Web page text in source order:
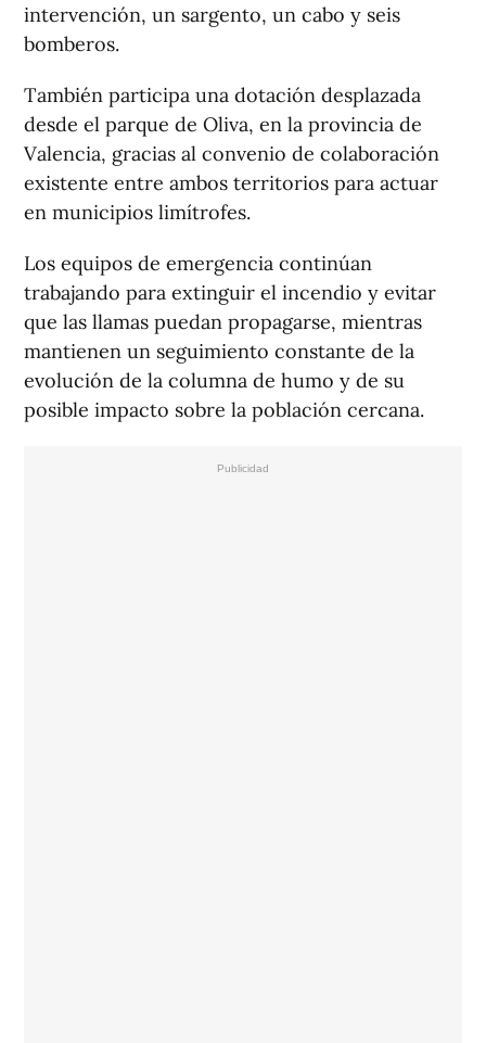
intervención, un sargento, un cabo y seis
bomberos.
También participa una dotación desplazada
desde el parque de Oliva, en la provincia de
Valencia, gracias al convenio de colaboración
existente entre ambos territorios para actuar
en municipios limítrofes.
Los equipos de emergencia continúan
trabajando para extinguir el incendio y evitar
que las llamas puedan propagarse, mientras
mantienen un seguimiento constante de la
evolución de la columna de humo y de su
posible impacto sobre la población cercana.